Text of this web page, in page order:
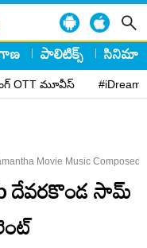
పాలిటిక్స్ సినిమా
OTT మూవీస్
Movie Music Composed
దేవరకొండ సామ్